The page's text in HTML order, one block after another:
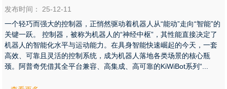
发布时间： 25-12-11
一个轻巧而强大的控制器，正悄然驱动着机器人从“能动”走向“智能”的
关键一跃。 控制器，被称为机器人的“神经中枢”，其性能直接决定了
机器人的智能化水平与运动能力。在具身智能快速崛起的今天，一套
高效、可靠且灵活的控制系统，成为机器人落地各类场景的核心瓶
颈。阿普奇凭借其全平台兼容、高集成、高可靠的KiWiBot系列“...